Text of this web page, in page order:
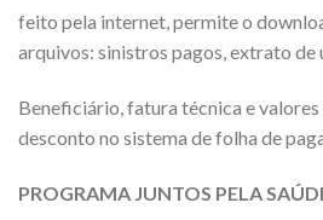
feito pela internet, permite o
arquivos: sinistros pagos, extrato de
Beneficiário, fatura técnica e
desconto no sistema de folha de
PROGRAMA JUNTOS PELA